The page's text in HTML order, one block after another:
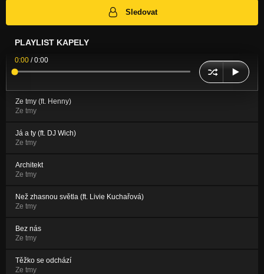
Sledovat
PLAYLIST KAPELY
0:00 /0:00
Ze tmy (ft. Henny)
Ze tmy
Já a ty (ft. DJ Wich)
Ze tmy
Architekt
Ze tmy
Než zhasnou světla (ft. Livie Kuchařová)
Ze tmy
Bez nás
Ze tmy
Těžko se odchází
Ze tmy